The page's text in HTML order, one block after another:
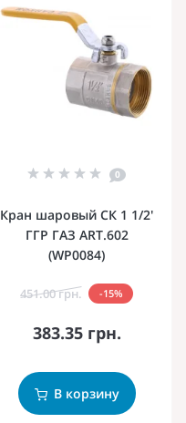
0
Кран шаровый СК 1 1/2'
ГГР ГАЗ ART.602
(WP0084)
451.00 грн. -15%
383.35 грн.
В корзину